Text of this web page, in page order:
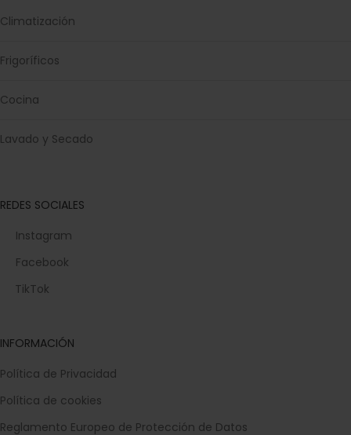
Climatización
Frigoríficos
Cocina
Lavado y Secado
REDES SOCIALES
Instagram
Facebook
TikTok
INFORMACIÓN
Política de Privacidad
Política de cookies
Reglamento Europeo de Protección de Datos